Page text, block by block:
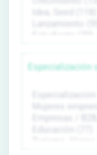
Especialización